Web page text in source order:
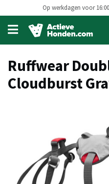
Op werkdagen voor
Open
main
menu
Ruffwear
Cloudburst